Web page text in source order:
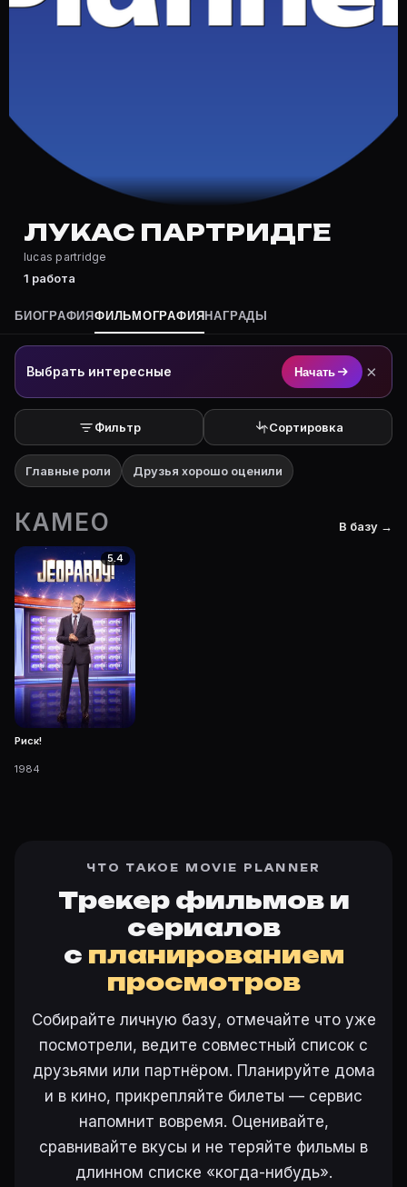
Где снимался Лукас Партридге?
Лукас Партридге — актёр. Биография и роли на
Где открыть фильмографию Лукас Партридге?
На Movie Planner: https://movie-planner.ru/s/
ЛУКАС ПАРТРИДГЕ
lucas partridge
1 работа
БИОГРАФИЯФИЛЬМОГРАФИЯ НАГРАДЫ
Выбрать интересные Начать ×
Фильтр Сортировка
Главные роли Друзья хорошо оценили
КАМЕО В базу →
5.4
Риск!
1984
ЧТО ТАКОЕ MOVIE PLANNER
Трекер фильмов и
сериалов
с планированием
просмотров
Собирайте личную базу, отмечайте что уже
посмотрели, ведите совместный список с
друзьями или партнёром. Планируйте дома
и в кино, прикрепляйте билеты — сервис
напомнит вовремя. Оценивайте,
сравнивайте вкусы и не теряйте фильмы в
длинном списке «когда-нибудь».